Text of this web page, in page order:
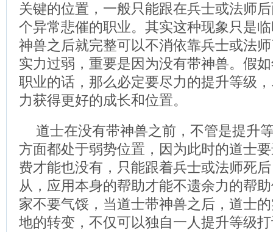
关键的位置，一般只能跟在兵士或法师
个异常悲催的职业。其实这种现象只是
神兽之后就完整可以不消依靠兵士或法
实力过弱，重要是因为没有带神兽。假
职业的话，那么必定要尽力的提升等级
力获得更好的成长和位置。
道士在没有带神兽之前，不管是提升
方面都处于弱势位置，因为此时的道士
费才能也没有，只能跟着兵士或法师死
从，应用本身的帮助才能不遗余力的帮
家不要气馁，当道士带神兽之后，道士
地的转变，不仅可以独自一人提升等级